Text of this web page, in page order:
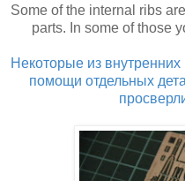
Some of the internal ribs
parts. In some of those
Некоторые из
помощи отдельных